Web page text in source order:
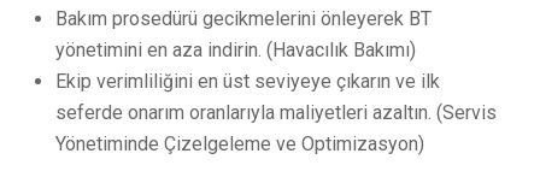
Bakım prosedürü gecikmelerini önleyerek BT
yönetimini en aza indirin. (Havacılık Bakımı)
Ekip verimliliğini en üst seviyeye çıkarın ve ilk
seferde onarım oranlarıyla maliyetleri azaltın. (Servis
Yönetiminde Çizelgeleme ve Optimizasyon)